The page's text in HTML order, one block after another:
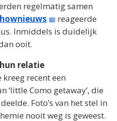
regelmatig samen
reageerde
Inmiddels is duidelijk
ooit.
relatie
kreeg recent een
‘little Como getaway’, die
Foto’s van het stel in
nooit weg is geweest.